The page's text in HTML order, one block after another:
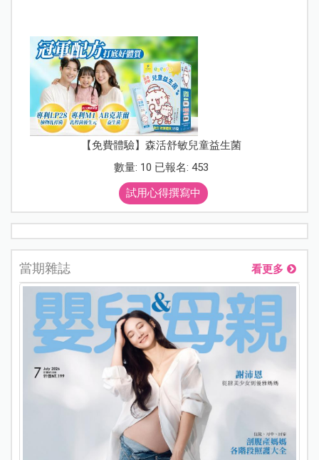
【免費體驗】森活舒敏兒童益生菌
數量: 10 已報名: 453
試用心得撰寫中
當期雜誌 看更多